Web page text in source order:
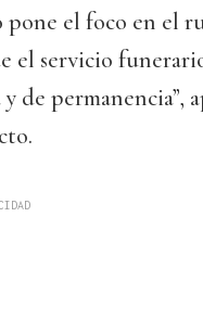
pone el foco en el
el servicio
de permanencia”,